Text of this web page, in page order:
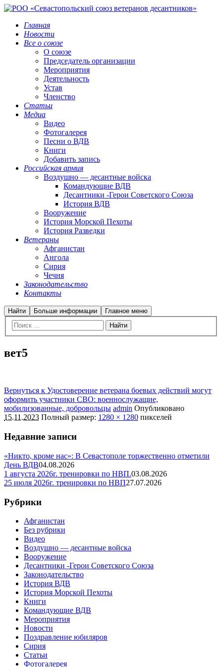
Главная
Новости
Все о союзе
О союзе
Председатель организации
Мероприятия
Деятельность
Устав
Членство
Статьи
Медиа
Видео
Фотогалерея
Песни о ВДВ
Книги
Добавить запись
Российская армия
Воздушно — десантные войска
Командующие ВДВ
Десантники -Герои Советского Союза
История ВДВ
Вооружение
История Морской Пехоты
История Разведки
Ветераны
Афганистан
Ангола
Сирия
Чечня
Законодательство
Контакты
Найти Больше информации Главное меню
вет5
Вернуться к Удостоверение ветерана боевых действий могут
оформить участники СВО: военнослужащие,
мобилизованные, добровольцы admin Опубликовано
15.11.2023 Полный размер: 1280 × 1280 пикселей
Недавние записи
«Никто, кроме нас»: В Севастополе торжественно отметили
День ВДВ04.08.2026
1 августа 2026г. тренировки по НВП.03.08.2026
25 июля 2026г. тренировки по НВП27.07.2026
Рубрики
Афганистан
Без рубрики
Видео
Воздушно — десантные войска
Вооружение
Десантники -Герои Советского Союза
Законодательство
История ВДВ
История Морской Пехоты
Книги
Командующие ВДВ
Мероприятия
Новости
Поздравление юбиляров
Сирия
Статьи
Фотогалерея